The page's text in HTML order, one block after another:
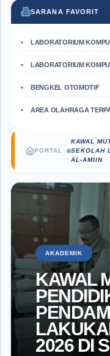
SARANA FAVORIT
LABORATORIUM
LABORATORIUM
BENGKEL OTOMOTIF
AREA OLAHRAGA
PORTAL
KAWAL
SEKOLAH
AL-AMIIN
AKADEMIK
KAWAL
2026 DI